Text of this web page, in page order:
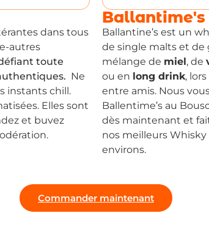
dans tous
autres
toute
Ne
instants chill.
Elles sont
et buvez
Ballantime's
Ballantine’s est un
de single malts et de
mélange de miel, de
ou en long drink,
entre amis. Nous
Ballentime’s au
dès maintenant et
nos meilleurs
environs.
Commander maintenant